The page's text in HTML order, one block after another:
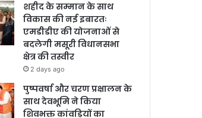
शहीद के सम्मान के साथ
विकास की नई इबारतः
एमडीडीए की योजनाओं से
बदलेगी मसूरी विधानसभा
क्षेत्र की तस्वीर
2 days ago
पुष्पवर्षा और चरण प्रक्षालन के
साथ देवभूमि ने किया
शिवभक्त कांवड़ियों का